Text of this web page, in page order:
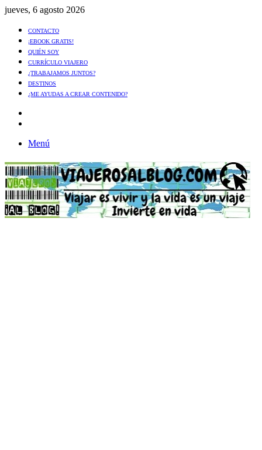
jueves, 6 agosto 2026
CONTACTO
¡EBOOK GRATIS!
QUIÉN SOY
CURRÍCULO VIAJERO
¿TRABAJAMOS JUNTOS?
DESTINOS
¿ME AYUDAS A CREAR CONTENIDO?
Menú